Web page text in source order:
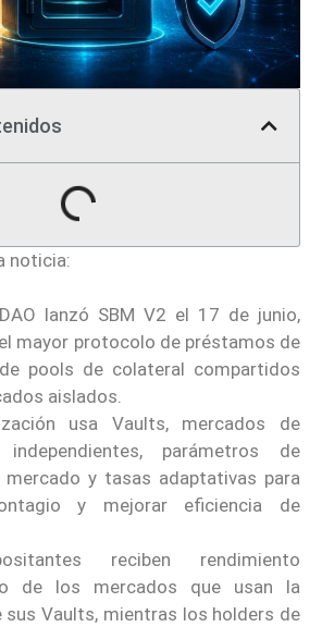
noticia:
lanzó SBM V2 el 17 de junio,
mayor protocolo de préstamos de
pools de colateral compartidos
aislados.
usa Vaults, mercados de
independientes, parámetros de
mercado y tasas adaptativas para
y mejorar eficiencia de
reciben rendimiento
de los mercados que usan la
sus Vaults, mientras los holders de